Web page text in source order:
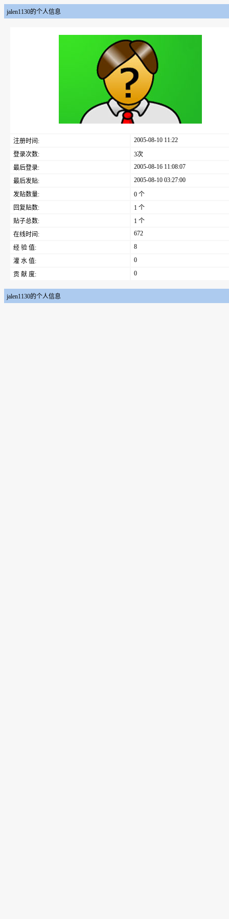
jalen1130的个人信息
注册时间:
2005-08-10 11:22
登录次数:
3次
最后登录:
2005-08-16 11:08:07
最后发贴:
2005-08-10 03:27:00
发贴数量:
0 个
回复贴数:
1 个
贴子总数:
1 个
在线时间:
672
经 验 值:
8
灌 水 值:
0
贡 献 度:
0
jalen1130的个人信息